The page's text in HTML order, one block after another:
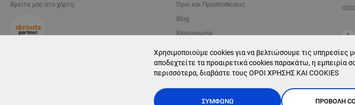
Χρησιμοποιούμε cookies για να βελτιώσουμε τις υπηρεσίες
αποδεχτείτε τα προαιρετικά cookies παρακάτω, η εμπειρία
περισσότερα, διαβάστε τους ΟΡΟΙ ΧΡΗΣΗΣ ΚΑΙ COOKIES
ΣΥΜΦΩΝΏ ΠΡΟΒΟΛΉ
Βρείτε μας στο χάρτη
Όροι και Προϋποθέσεις
Blog
Επικοινωνία